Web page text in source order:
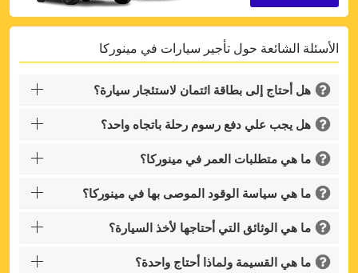
Top Savings
Get access to exclusive partner deals
الأسئلة الشائعة حول تأجير سيارات في مينوركا
هل أحتاج إلى بطاقة ائتمان لاستئجار سيارة؟
هل يجب علي دفع رسوم رحلة باتجاه واحد؟
ما هي متطلبات العمر في مينوركا؟
ما هي سياسة الوقود الموصى بها في مينوركا؟
ما هي الوثائق التي أحتاجها لأخذ السيارة؟
ما هي القسيمة ولماذا أحتاج واحدة؟